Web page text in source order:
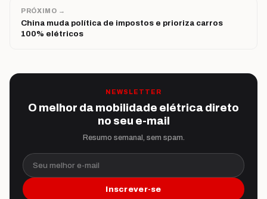
PRÓXIMO →
China muda política de impostos e prioriza carros
100% elétricos
NEWSLETTER
O melhor da mobilidade elétrica direto
no seu e-mail
Resumo semanal, sem spam.
Seu melhor e-mail
Inscrever-se